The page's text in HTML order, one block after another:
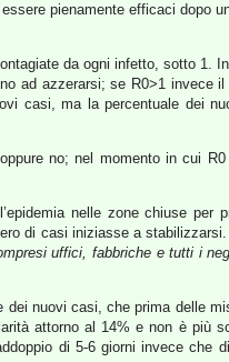
pienamente efficaci dopo
da ogni infetto, sotto 1.
ad azzerarsi; se R0>1 invece il
casi, ma la percentuale dei
no; nel momento in cui R0
nelle zone chiuse per
di casi iniziasse a
uffici, fabbriche e tutti i
dei nuovi casi, che prima delle
attorno al 14% e non è più
di 5-6 giorni invece che